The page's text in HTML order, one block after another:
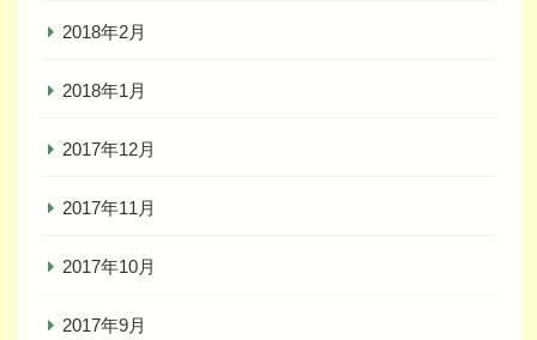
2018年2月
2018年1月
2017年12月
2017年11月
2017年10月
2017年9月